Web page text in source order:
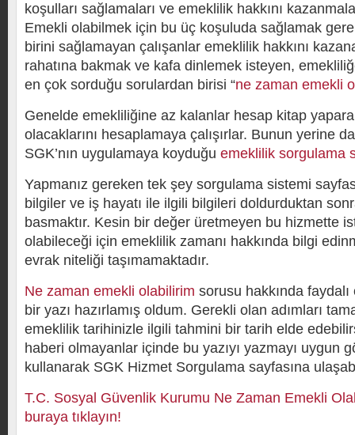
koşulları sağlamaları ve emeklilik hakkını
Emekli olabilmek için bu üç koşuluda sağlamak
birini sağlamayan çalışanlar emeklilik hakkını
rahatına bakmak ve kafa dinlemek isteyen,
en çok sorduğu sorulardan birisi “ne zaman emekli
Genelde emekliliğine az kalanlar hesap kitap
olacaklarını hesaplamaya çalışırlar. Bunun yerine
SGK’nın uygulamaya koyduğu emeklilik sorgulama
Yapmanız gereken tek şey sorgulama sistemi
bilgiler ve iş hayatı ile ilgili bilgileri doldurduktan
basmaktır. Kesin bir değer üretmeyen bu hizmette
olabileceği için emeklilik zamanı hakkında bilgi
evrak niteliği taşımamaktadır.
Ne zaman emekli olabilirim sorusu hakkında faydalı
bir yazı hazırlamış oldum. Gerekli olan adımları
emeklilik tarihinizle ilgili tahmini bir tarih elde
haberi olmayanlar içinde bu yazıyı yazmayı uygun
kullanarak SGK Hizmet Sorgulama sayfasına
T.C. Sosyal Güvenlik Kurumu Ne Zaman Emekli
buraya tıklayın!